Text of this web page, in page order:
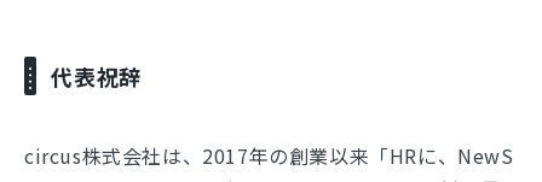
代表祝辞
circus株式会社は、2017年の創業以来「HRに、NewS